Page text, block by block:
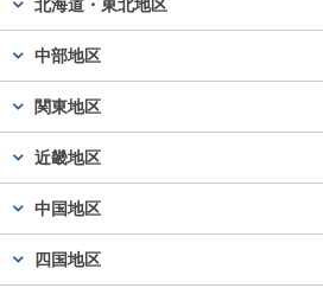
北海道・東北地区
中部地区
関東地区
近畿地区
中国地区
四国地区